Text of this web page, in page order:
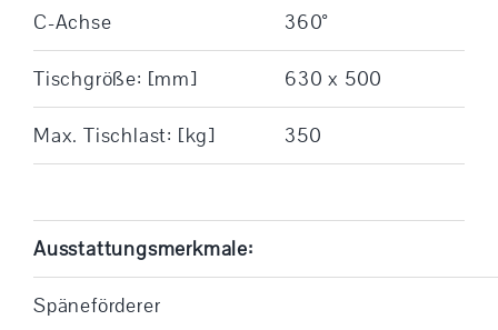
C-Achse 360°
Tischgröße: [mm] 630 x 500
Max. Tischlast: [kg] 350
Ausstattungsmerkmale:
Späneförderer